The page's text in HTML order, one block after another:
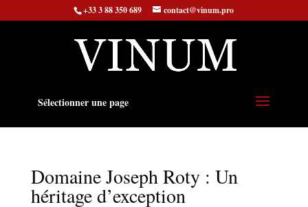
+33 3 88 350 689 contact@vinum.pro
Sélectionner une page
Domaine Joseph Roty : Un
héritage d’exception